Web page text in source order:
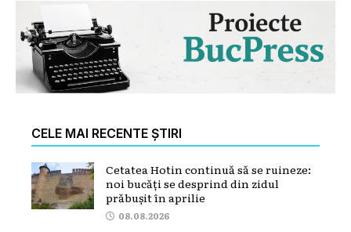
CELE MAI RECENTE ȘTIRI
Cetatea Hotin continuă să se ruineze:
noi bucăți se desprind din zidul
prăbușit în aprilie
08.08.2026